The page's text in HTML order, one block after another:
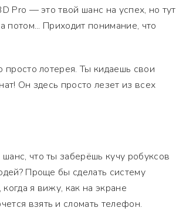
Pro — это твой шанс на успех, но тут
потом... Приходит понимание, что
лотерея. Ты кидаешь свои
Он здесь просто лезет из всех
что ты заберёшь кучу робуксов
Проще бы сделать систему
я вижу, как на экране
взять и сломать телефон.